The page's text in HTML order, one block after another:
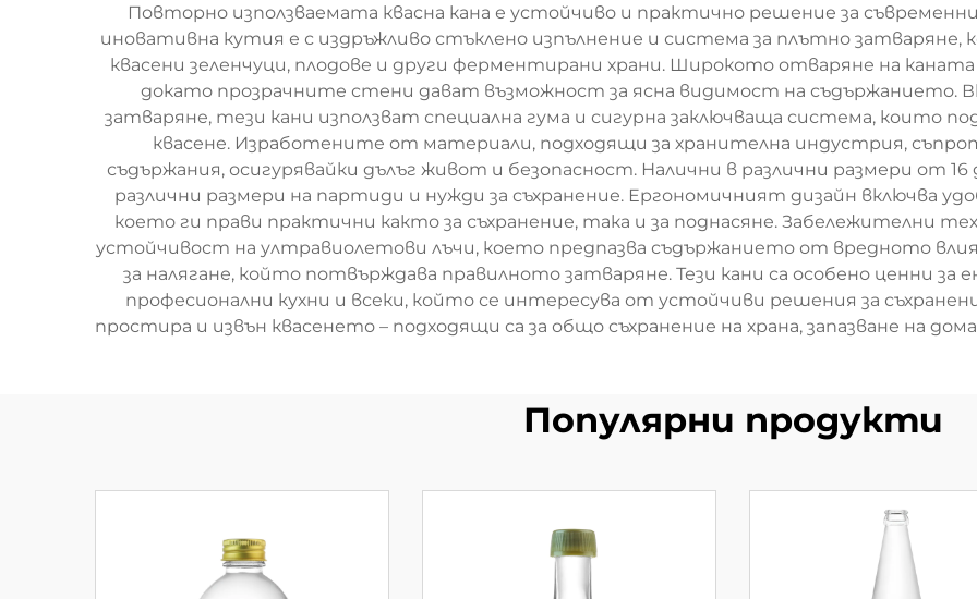
Повторно използваемата квасна кана е устойчиво и практично решение за
иновативна кутия е с издръжливо стъклено изпълнение и система за плътно затваряне,
квасени зеленчуци, плодове и други ферментирани храни. Широкото отваряне на каната
докато прозрачните стени дават възможност за ясна видимост на съдържанието.
затваряне, тези кани използват специална гума и сигурна заключваща система, които
квасене. Изработените от материали, подходящи за хранителна индустрия,
съдържания, осигурявайки дълъг живот и безопасност. Налични в различни размери от
различни размери на партиди и нужди за съхранение. Ергономичният дизайн включва
което ги прави практични както за съхранение, така и за поднасяне. Забележителни
устойчивост на ултравиолетови лъчи, което предпазва съдържанието от вредното
за налягане, който потвърждава правилното затваряне. Тези кани са особено ценни
професионални кухни и всеки, който се интересува от устойчиви решения за
простира и извън квасенето – подходящи са за общо съхранение на храна, запазване на
Популярни продукти